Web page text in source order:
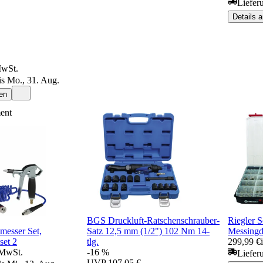
Mo., 31. Aug.
Details
Set,
2
BGS Druckluft-Ratschenschrauber-
Satz 12,5 mm (1/2") 102 Nm 14-
tlg.
-16 %
Riegler
299,99 €